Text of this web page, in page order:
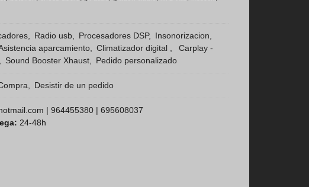
Radio usb Procesadores DSP
Insonorizacion
aparcamiento Climatizador digital
Carplay -
Sound Booster Xhaust Pedido personalizado
Desistir de un pedido
|964455380 |695608037
24-48h